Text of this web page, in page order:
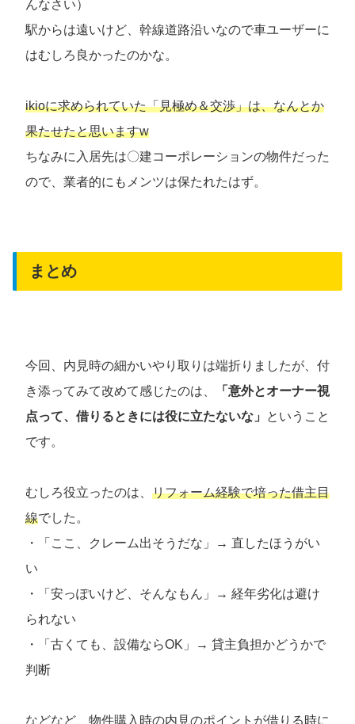
んなさい）
駅からは遠いけど、幹線道路沿いなので車ユーザーに
はむしろ良かったのかな。
ikioに求められていた「見極め＆交渉」は、なんとか
果たせたと思いますw
ちなみに入居先は〇建コーポレーションの物件だった
ので、業者的にもメンツは保たれたはず。
まとめ
今回、内見時の細かいやり取りは端折りましたが、付
き添ってみて改めて感じたのは、
「意外とオーナー視
点って、借りるときには役に立たないな」
ということ
です。
むしろ役立ったのは、 リフォーム経験で培った借主目
線でした。
・「ここ、クレーム出そうだな」→ 直したほうがい
い
・「安っぽいけど、そんなもん」→ 経年劣化は避け
られない
・「古くても、設備ならOK」→ 貸主負担かどうかで
判断
などなど、物件購入時の内見のポイントが借りる時に